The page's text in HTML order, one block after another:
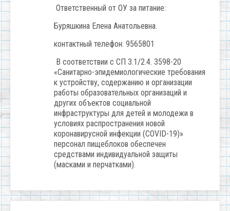
Ответственный от ОУ за питание:
Буряшкина Елена Анатольевна.
контактный телефон: 9565801
В соответствии с СП 3.1/2.4. 3598-20
«Санитарно-эпидемиологические требования
к устройству, содержанию и организации
работы образовательных организаций и
других объектов социальной
инфраструктуры для детей и молодежи в
условиях распространения новой
коронавирусной инфекции (COVID-19)»
персонал пищеблоков обеспечен
средствами индивидуальной защиты
(масками и перчатками).